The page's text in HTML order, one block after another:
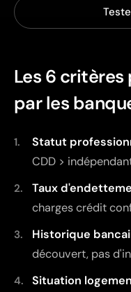
Les 6
par les
Statut
CDD >
Taux
charges crédit
Historique
découvert, pas
Situation